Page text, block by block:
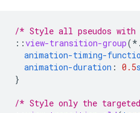
/* Style all pseudos
::view-transition-group(* .
animation-timing-
animation-duration : 0.5s
}
/* Style only the